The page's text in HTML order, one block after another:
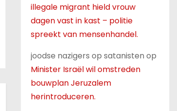
illegale migrant hield vrouw
dagen vast in kast – politie
spreekt van mensenhandel.
joodse nazigers op satanisten op
Minister Israël wil omstreden
bouwplan Jeruzalem
herintroduceren.